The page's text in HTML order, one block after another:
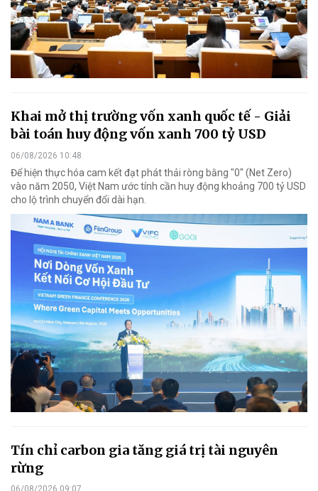
Khai mở thị trường vốn xanh quốc tế - Giải
bài toán huy động vốn xanh 700 tỷ USD
06/08/2026 10:48
Để hiện thực hóa cam kết đạt phát thải ròng bằng "0" (Net Zero)
vào năm 2050, Việt Nam ước tính cần huy động khoảng 700 tỷ USD
cho lộ trình chuyển đổi dài hạn.
Tín chỉ carbon gia tăng giá trị tài nguyên
rừng
06/08/2026 09:07